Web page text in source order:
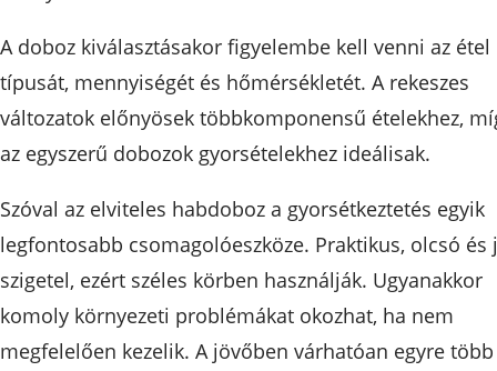
A doboz kiválasztásakor figyelembe kell venni az étel
típusát, mennyiségét és hőmérsékletét. A rekeszes
változatok előnyösek többkomponensű ételekhez,
az egyszerű dobozok gyorsételekhez ideálisak.
Szóval az elviteles habdoboz a gyorsétkeztetés egyik
legfontosabb csomagolóeszköze. Praktikus, olcsó és
szigetel, ezért széles körben használják. Ugyanakkor
komoly környezeti problémákat okozhat, ha nem
megfelelően kezelik. A jövőben várhatóan egyre több